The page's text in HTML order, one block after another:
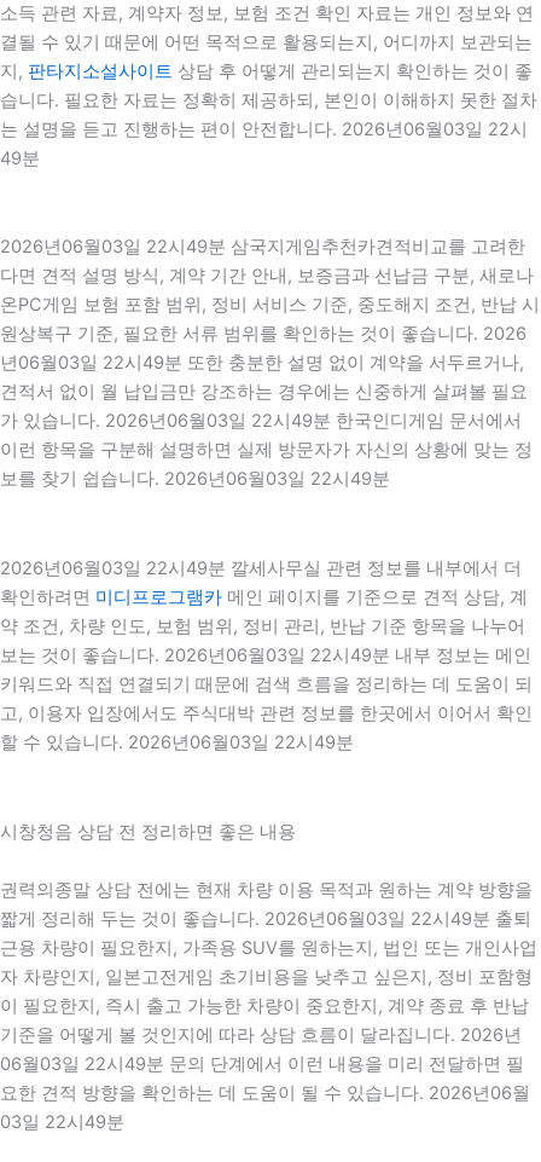
소득 관련 자료, 계약자 정보, 보험 조건 확인 자료는 개인 정보와 연
결될 수 있기 때문에 어떤 목적으로 활용되는지, 어디까지 보관되는
지, 판타지소설사이트 상담 후 어떻게 관리되는지 확인하는 것이 좋
습니다. 필요한 자료는 정확히 제공하되, 본인이 이해하지 못한 절차
는 설명을 듣고 진행하는 편이 안전합니다. 2026년06월03일 22시
49분
2026년06월03일 22시49분 삼국지게임추천카견적비교를 고려한
다면 견적 설명 방식, 계약 기간 안내, 보증금과 선납금 구분, 새로나
온PC게임 보험 포함 범위, 정비 서비스 기준, 중도해지 조건, 반납 시
원상복구 기준, 필요한 서류 범위를 확인하는 것이 좋습니다. 2026
년06월03일 22시49분 또한 충분한 설명 없이 계약을 서두르거나,
견적서 없이 월 납입금만 강조하는 경우에는 신중하게 살펴볼 필요
가 있습니다. 2026년06월03일 22시49분 한국인디게임 문서에서
이런 항목을 구분해 설명하면 실제 방문자가 자신의 상황에 맞는 정
보를 찾기 쉽습니다. 2026년06월03일 22시49분
2026년06월03일 22시49분 깔세사무실 관련 정보를 내부에서 더
확인하려면 미디프로그램카 메인 페이지를 기준으로 견적 상담, 계
약 조건, 차량 인도, 보험 범위, 정비 관리, 반납 기준 항목을 나누어
보는 것이 좋습니다. 2026년06월03일 22시49분 내부 정보는 메인
키워드와 직접 연결되기 때문에 검색 흐름을 정리하는 데 도움이 되
고, 이용자 입장에서도 주식대박 관련 정보를 한곳에서 이어서 확인
할 수 있습니다. 2026년06월03일 22시49분
시창청음 상담 전 정리하면 좋은 내용
권력의종말 상담 전에는 현재 차량 이용 목적과 원하는 계약 방향을
짧게 정리해 두는 것이 좋습니다. 2026년06월03일 22시49분 출퇴
근용 차량이 필요한지, 가족용 SUV를 원하는지, 법인 또는 개인사업
자 차량인지, 일본고전게임 초기비용을 낮추고 싶은지, 정비 포함형
이 필요한지, 즉시 출고 가능한 차량이 중요한지, 계약 종료 후 반납
기준을 어떻게 볼 것인지에 따라 상담 흐름이 달라집니다. 2026년
06월03일 22시49분 문의 단계에서 이런 내용을 미리 전달하면 필
요한 견적 방향을 확인하는 데 도움이 될 수 있습니다. 2026년06월
03일 22시49분